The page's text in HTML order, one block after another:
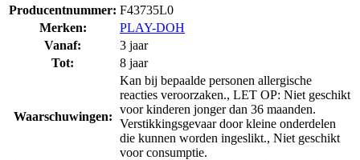
Producentnummer: F43735L0
Merken:
PLAY-DOH
Vanaf:
3 jaar
Tot:
8 jaar
Waarschuwingen:
Kan bij bepaalde personen allergische
reacties veroorzaken., LET OP: Niet geschikt
voor kinderen jonger dan 36 maanden.
Verstikkingsgevaar door kleine onderdelen
die kunnen worden ingeslikt., Niet geschikt
voor consumptie.